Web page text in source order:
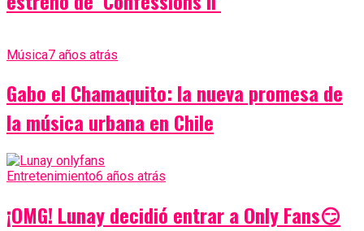
Música7 años atrás
Gabo el Chamaquito: la nueva promesa de
la música urbana en Chile
Entretenimiento6 años atrás
¡OMG! Lunay decidió entrar a Only Fans😏